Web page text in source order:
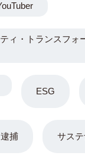
ESG
逮捕 サス
ィ・トランスフォ